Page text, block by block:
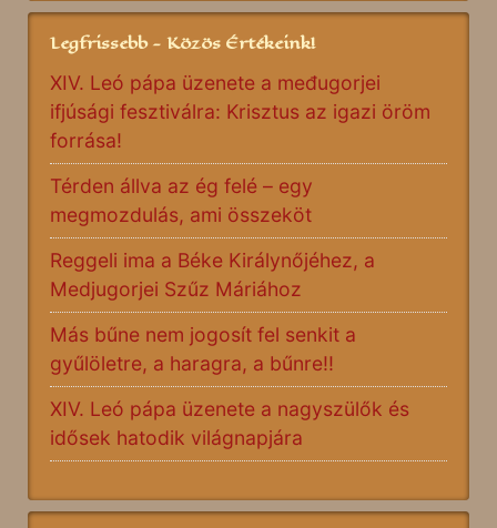
Legfrissebb - Közös Értékeink!
XIV. Leó pápa üzenete a međugorjei
ifjúsági fesztiválra: Krisztus az igazi öröm
forrása!
Térden állva az ég felé – egy
megmozdulás, ami összeköt
Reggeli ima a Béke Királynőjéhez, a
Medjugorjei Szűz Máriához
Más bűne nem jogosít fel senkit a
gyűlöletre, a haragra, a bűnre!!
XIV. Leó pápa üzenete a nagyszülők és
idősek hatodik világnapjára